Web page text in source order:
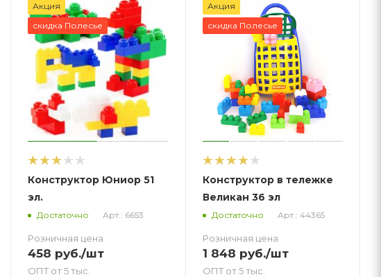
Акция
скидка Полесье
Конструктор Юниор 51
эл.
Достаточно Арт.: 6653
Розничная цена
458 руб./шт
ОПТ от 5 тыс.
Акция
скидка Полесье
Конструктор в тележке
Великан 36 эл
Достаточно Арт.: 44365
Розничная цена
1 848 руб./шт
ОПТ от 5 тыс.